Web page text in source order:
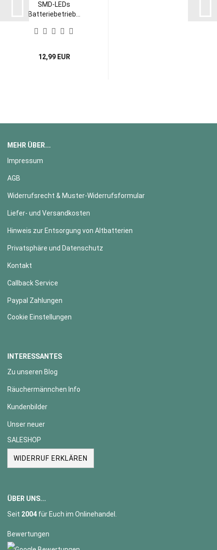
SMD-LEDs
Batteriebetrieb...
12,99 EUR
MEHR ÜBER...
Impressum
AGB
Widerrufsrecht & Muster-Widerrufsformular
Liefer- und Versandkosten
Hinweis zur Entsorgung von Altbatterien
Privatsphäre und Datenschutz
Kontakt
Callback Service
Paypal Zahlungen
Cookie Einstellungen
INTERESSANTES
Zu unseren Blog
Räuchermännchen Info
Kundenbilder
Unser neuer
SALESHOP
WIDERRUF ERKLÄREN
ÜBER UNS...
Seit 2004 für Euch im Onlinehandel.
Bewertungen